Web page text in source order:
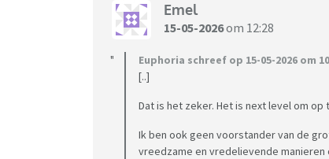
Emel
15-05-2026om 12:28
Euphoria schreef op 15-05-2026 om
[..]
Dat is het zeker. Het is next level om
Ik ben ook geen voorstander van de
vreedzame en vredelievende